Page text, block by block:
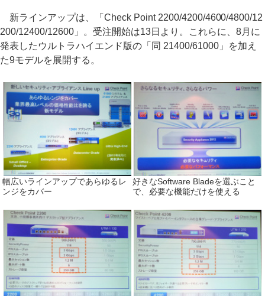
新ラインアップは、「Check Point 2200/4200/4600/4800/12
200/12400/12600」。受注開始は13日より。これらに、8月に
発表したウルトラハイエンド版の「同 21400/61000」を加え
た9モデルを展開する。
幅広いラインアップであらゆるレ
ンジをカバー
好きなSoftware Bladeを選ぶこと
で、必要な機能だけを使える